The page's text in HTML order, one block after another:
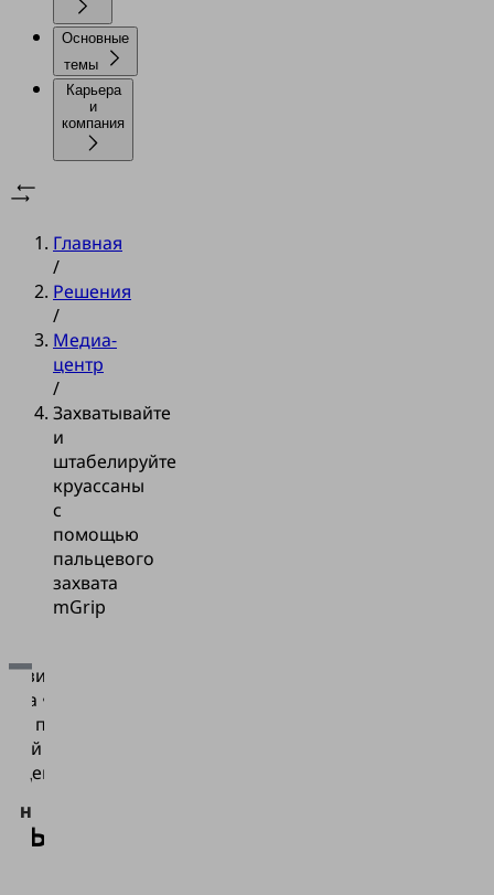
Основные
темы
Карьера
и
компания
Главная
/
Решения
/
Медиа-
центр
/
Захватывайте
и
штабелируйте
круассаны
с
помощью
пальцевого
захвата
mGrip
загрузки
Vimeo нам
необходимо
•
питания •
захват
mGrip